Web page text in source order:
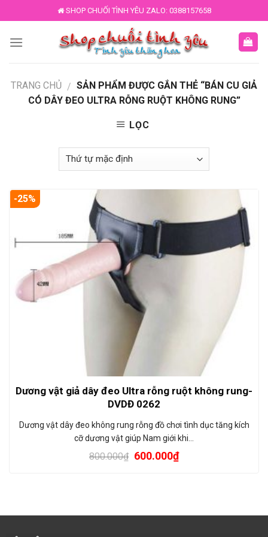
to
content
SHOP CHUỐI TÌNH YÊU ZALO: 0388157658
TRANG CHỦ / SẢN PHẨM ĐƯỢC GẮN THẺ “BÁN CU GIẢ
CÓ DÂY ĐEO ULTRA RỖNG RUỘT KHÔNG RUNG”
LỌC
-25%
Dương vật giả dây đeo Ultra rỗng ruột không rung-
DVDĐ 0262
Dương vật dây đeo không rung rỗng đồ chơi tình dục tăng kích
cỡ dương vật giúp Nam giới khi…
800.000₫ 600.000₫